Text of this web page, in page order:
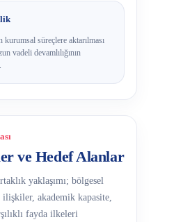
kurumsal süreçlere aktarılması
vadeli devamlılığının
ve Hedef Alanlar
yaklaşımı; bölgesel
akademik kapasite,
fayda ilkeleri